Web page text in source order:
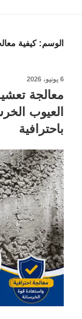
الوسم:كيفية
نُشر
6 يونيو، 2026
معالجة
العيوب
باحترافية